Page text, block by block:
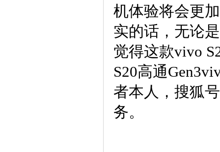
机体验将会更
实的话，无论
觉得这款vivo
S20高通
者本人，搜狐
务。